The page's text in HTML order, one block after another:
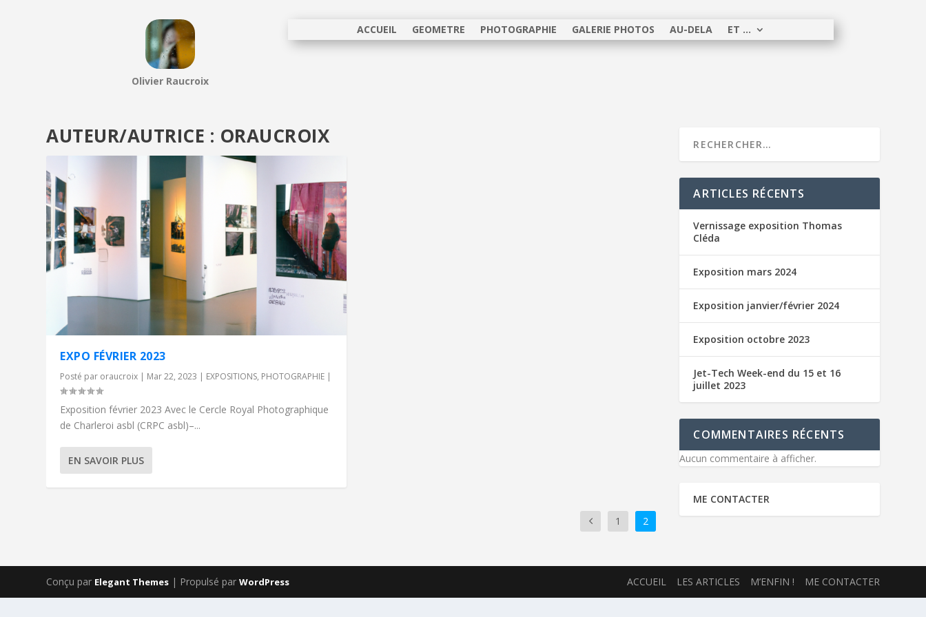
Olivier Raucroix
ACCUEIL GEOMETRE PHOTOGRAPHIE GALERIE PHOTOS AU-DELA ET …
AUTEUR/AUTRICE : ORAUCROIX
EXPO FÉVRIER 2023
Posté par oraucroix | Mar 22, 2023 | EXPOSITIONS, PHOTOGRAPHIE |
Exposition février 2023 Avec le Cercle Royal Photographique
de Charleroi asbl (CRPC asbl)–...
EN SAVOIR PLUS
1 2
ARTICLES RÉCENTS
Vernissage exposition Thomas
Cléda
Exposition mars 2024
Exposition janvier/février 2024
Exposition octobre 2023
Jet-Tech Week-end du 15 et 16
juillet 2023
COMMENTAIRES RÉCENTS
Aucun commentaire à afficher.
ME CONTACTER
Conçu par Elegant Themes | Propulsé parWordPress ACCUEIL LES ARTICLES M’ENFIN ! ME CONTACTER